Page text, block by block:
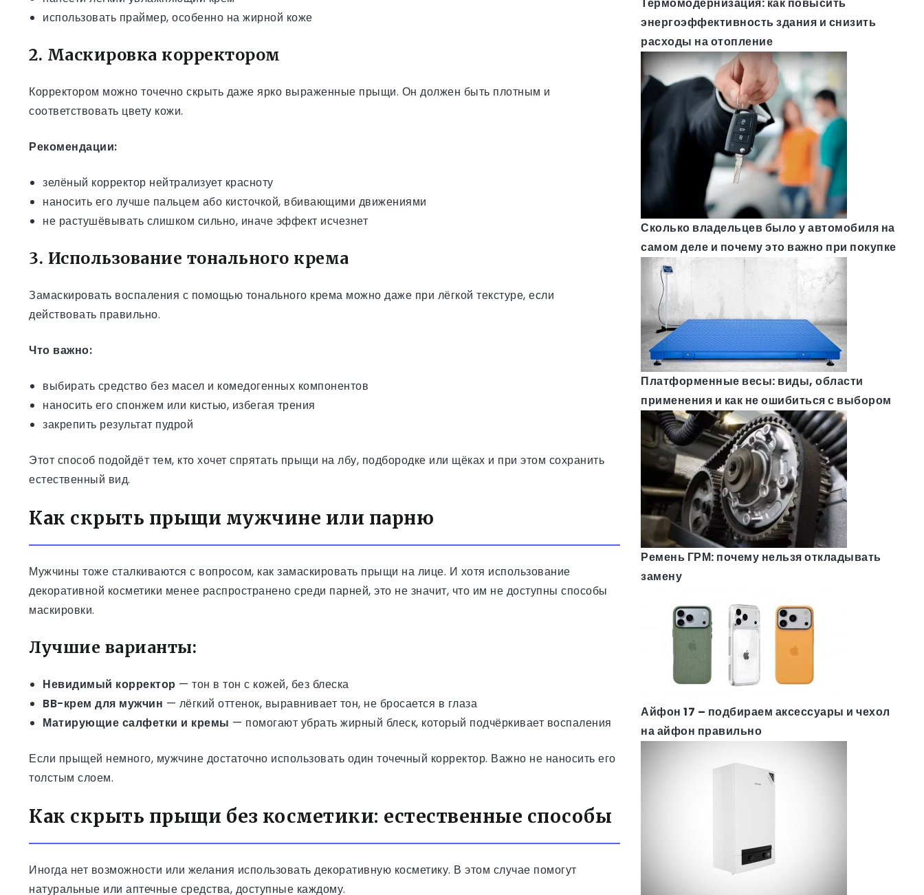
использовать праймер, особенно на жирной коже
2. Маскировка корректором
Корректором можно точечно скрыть даже ярко выраженные прыщи. Он должен быть плотным и
соответствовать цвету кожи.
Рекомендации:
зелёный корректор нейтрализует красноту
наносить его лучше пальцем або кисточкой, вбивающими движениями
не растушёвывать слишком сильно, иначе эффект исчезнет
3. Использование тонального крема
Замаскировать воспаления с помощью тонального крема можно даже при лёгкой текстуре, если
действовать правильно.
Что важно:
выбирать средство без масел и комедогенных компонентов
наносить его спонжем или кистью, избегая трения
закрепить результат пудрой
Этот способ подойдёт тем, кто хочет спрятать прыщи на лбу, подбородке или щёках и при этом сохранить
естественный вид.
Как скрыть прыщи мужчине или парню
Мужчины тоже сталкиваются с вопросом, как замаскировать прыщи на лице. И хотя использование
декоративной косметики менее распространено среди парней, это не значит, что им не доступны способы
маскировки.
Лучшие варианты:
Невидимый корректор — тон в тон с кожей, без блеска
BB-крем для мужчин — лёгкий оттенок, выравнивает тон, не бросается в глаза
Матирующие салфетки и кремы — помогают убрать жирный блеск, который подчёркивает воспаления
Если прыщей немного, мужчине достаточно использовать один точечный корректор. Важно не наносить его
толстым слоем.
Как скрыть прыщи без косметики: естественные способы
Иногда нет возможности или желания использовать декоративную косметику. В этом случае помогут
натуральные или аптечные средства, доступные каждому.
энергоэффективность здания и снизить
расходы на отопление
Сколько владельцев было у автомобиля на
самом деле и почему это важно при покупке
Платформенные весы: виды, области
применения и как не ошибиться с выбором
Ремень ГРМ: почему нельзя откладывать
замену
Айфон 17 – подбираем аксессуары и чехол
на айфон правильно